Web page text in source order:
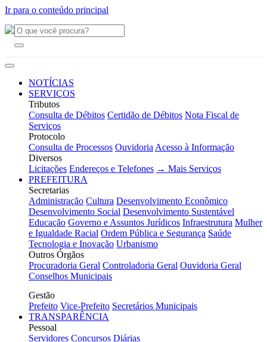
Ir para o conteúdo principal
NOTÍCIAS
SERVIÇOS
Tributos
Consulta de Débitos Certidão de Débitos Nota Fiscal de
Serviços
Protocolo
Consulta de Processos Ouvidoria Acesso à Informação
Diversos
Licitações Endereços e Telefones → Mais Serviços
PREFEITURA
Secretarias
Administração Cultura Desenvolvimento Econômico
Desenvolvimento Social Desenvolvimento Sustentável
Educação Governo e Assuntos Jurídicos Infraestrutura Mulher
e Igualdade Racial Ordem Pública e Segurança Saúde
Tecnologia e Inovação Urbanismo
Outros Órgãos
Procuradoria Geral Controladoria Geral Ouvidoria Geral
Conselhos Municipais
Gestão
Prefeito Vice-Prefeito Secretários Municipais
TRANSPARÊNCIA
Pessoal
Servidores Concursos Diárias